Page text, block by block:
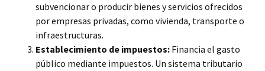
subvencionar o producir bienes y servicios ofrecidos
por empresas privadas, como vivienda, transporte o
infraestructuras.
Establecimiento de impuestos: Financia el gasto
público mediante impuestos. Un sistema tributario